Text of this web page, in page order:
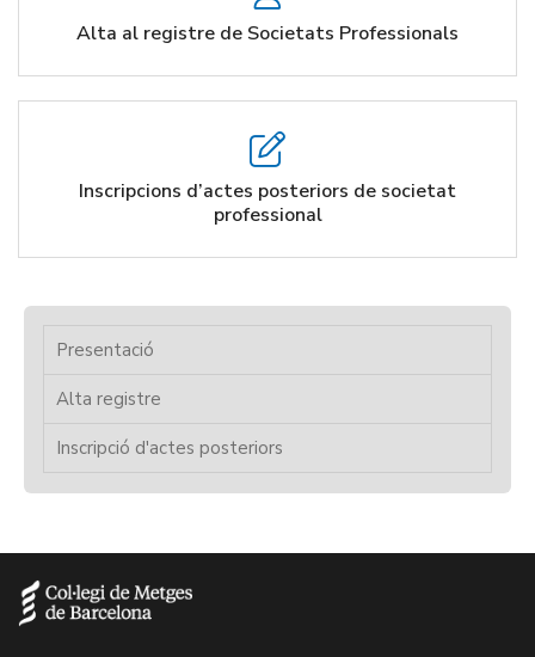
Alta al registre de Societats Professionals
Inscripcions d’actes posteriors de societat
professional
Presentació
Alta registre
Inscripció d'actes posteriors